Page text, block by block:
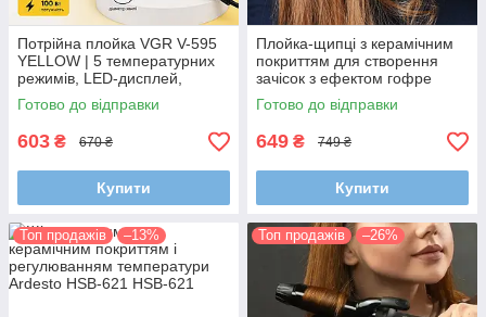
Потрійна плойка VGR V-595
YELLOW | 5 температурних
режимів, LED-дисплей,
керамічне покриття, 100 Вт
Готово до відправки
603 ₴ 670 ₴
Купити
Плойка-щипці з керамічним
покриттям для створення
зачісок з ефектом гофре
Ardesto HS-612
Готово до відправки
649 ₴ 749 ₴
Купити
Топ продажів –13% Топ продажів –26%